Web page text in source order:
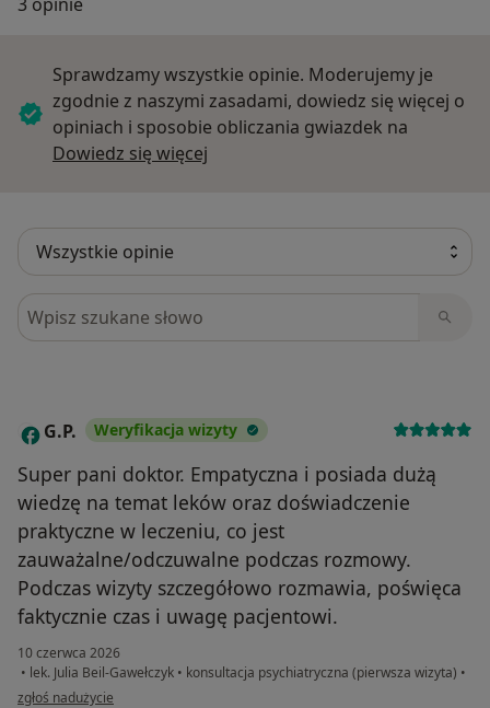
Sprawdzamy wszystkie opinie. Moderujemy je
zgodnie z naszymi zasadami, dowiedz się więcej o
opiniach i sposobie obliczania gwiazdek na
Dowiedz się więcej
Szukaj w opiniach
G G.P. Weryfikacja wizyty
Super pani doktor. Empatyczna i posiada dużą
wiedzę na temat leków oraz doświadczenie
praktyczne w leczeniu, co jest
zauważalne/odczuwalne podczas rozmowy.
Podczas wizyty szczegółowo rozmawia, poświęca
faktycznie czas i uwagę pacjentowi.
10 czerwca 2026
• lek. Julia Beil-Gawełczyk • konsultacja psychiatryczna (pierwsza wizyta) •
w opinii użytkownika G.P.
zgłoś nadużycie